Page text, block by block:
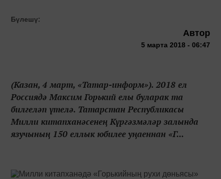
Бүлешү:
Автор
5 марта 2018 - 06:47
(Казан, 4 март, «Татар-информ»). 2018 ел
Россиядә Максим Горький елы буларак та
билгеләп үтелә. Татарстан Республикасы
Милли китапханәсенең Күргәзмәләр залында
язучының 150 еллык юбилее уңаеннан «Г...